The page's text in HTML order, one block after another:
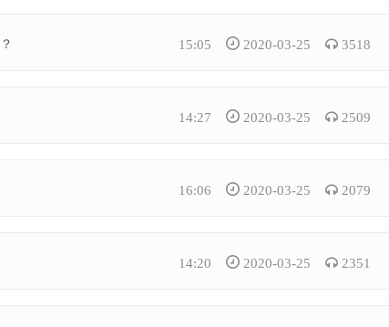
比特币一万倍的奇迹呢？我们用
是要凉、再有就是骗子。2018年上半年ico的破发率为98.8%，大量
意掏钱的在前两年基本都被割得差不多了。另外随着法律和监管越
15:05 2020-03-25 3518
14:27 2020-03-25 2509
16:06 2020-03-25 2079
14:20 2020-03-25 2351